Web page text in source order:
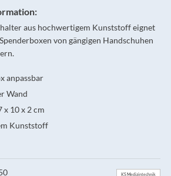
aus hochwertigem Kunststoff eignet
von gängigen Handschuhen
anpassbar
Wand
x 10 x 2 cm
Kunststoff
KS Medizintechnik